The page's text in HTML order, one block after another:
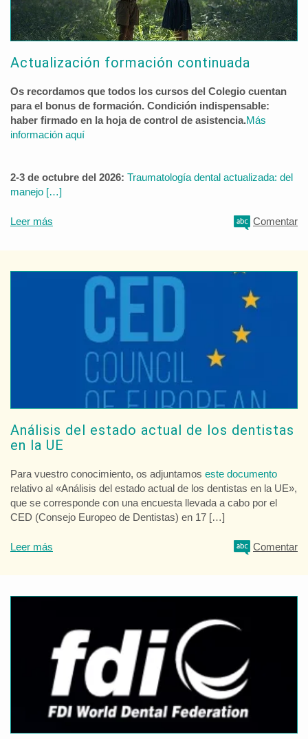
Actualización formación continuada
Os recordamos que todos los cursos del Colegio cuentan
para el bonus de formación. Condición indispensable:
haber firmado en la hoja de control de asistencia.Más
información aquí
2-3 de octubre del 2026: Traumatología dental actualizada: del
manejo […]
Leer más Comentar
Análisis del estado actual de los dentistas
en la UE
Para vuestro conocimiento, os adjuntamos este documento
relativo al «Análisis del estado actual de los dentistas en la UE»,
que se corresponde con una encuesta llevada a cabo por el
CED (Consejo Europeo de Dentistas) en 17 […]
Leer más Comentar